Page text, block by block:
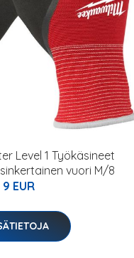
Level 1 Työkäsineet
vuori M/8
9 EUR